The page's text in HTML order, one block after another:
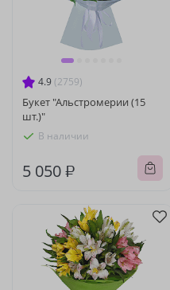
4.9 (2759)
Букет "Альстромерии (15
шт.)"
В наличии
5 050 ₽